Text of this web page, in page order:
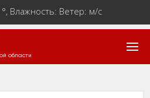
°, Влажность: Ветер: м/с
области